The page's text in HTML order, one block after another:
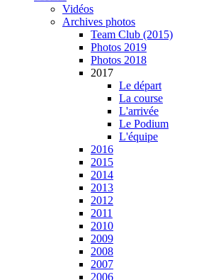
Vidéos
Archives photos
Team Club (2015)
Photos 2019
Photos 2018
2017
Le départ
La course
L'arrivée
Le Podium
L'équipe
2016
2015
2014
2013
2012
2011
2010
2009
2008
2007
2006